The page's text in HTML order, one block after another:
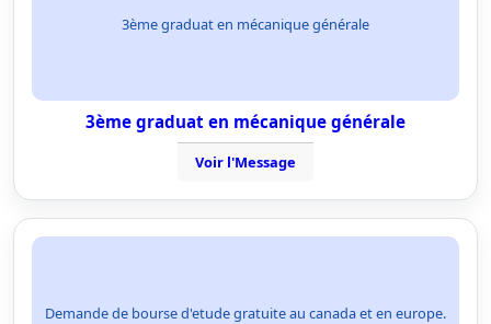
3ème graduat en mécanique générale
3ème graduat en mécanique générale
Voir l'Message
Demande de bourse d'etude gratuite au canada et en europe.